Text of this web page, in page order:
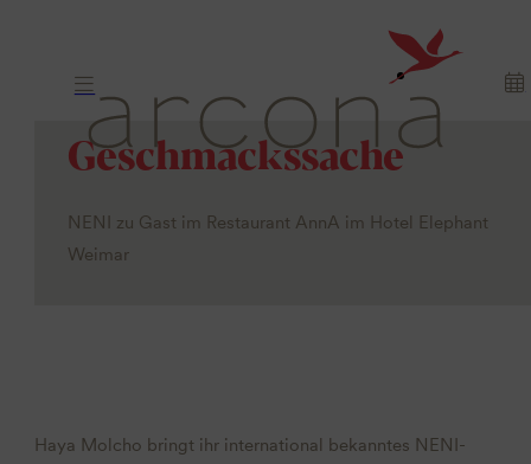
Geschmackssache
NENI zu Gast im Restaurant AnnA im Hotel Elephant
Weimar
Haya Molcho bringt ihr international bekanntes NENI-